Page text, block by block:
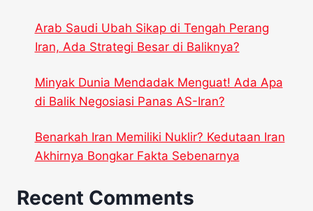
Arab Saudi Ubah Sikap di Tengah Perang
Iran, Ada Strategi Besar di Baliknya?
Minyak Dunia Mendadak Menguat! Ada Apa
di Balik Negosiasi Panas AS-Iran?
Benarkah Iran Memiliki Nuklir? Kedutaan Iran
Akhirnya Bongkar Fakta Sebenarnya
Recent Comments